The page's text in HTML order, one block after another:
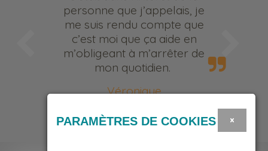
personne que j’appelais, je
me suis rendu compte que
c’est moi que ça aide en
m’obligeant à m’arrêter de
mon quotidien.
Véronique
×
PARAMÈTRES DE COOKIES